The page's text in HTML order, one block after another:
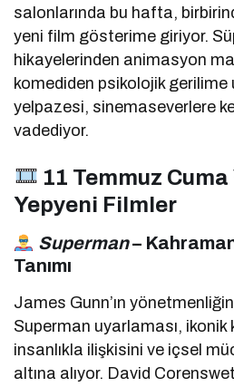
salonlarında bu hafta,
yeni film gösterime giriyor.
hikayelerinden animasyon
komediden psikolojik
yelpazesi, sinemaseverlere
vadediyor.
11 Temmuz
Yepyeni Filmler
Superman–
Tanımı
James Gunn’ın
Superman uyarlaması, ikonik
insanlıkla ilişkisini ve içsel
altına alıyor. David